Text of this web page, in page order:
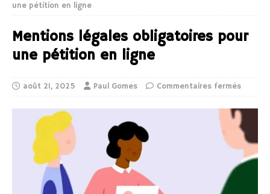
une pétition en ligne
Mentions légales obligatoires pour
une pétition en ligne
août 21, 2025 Paul Gomes Commentaires fermés